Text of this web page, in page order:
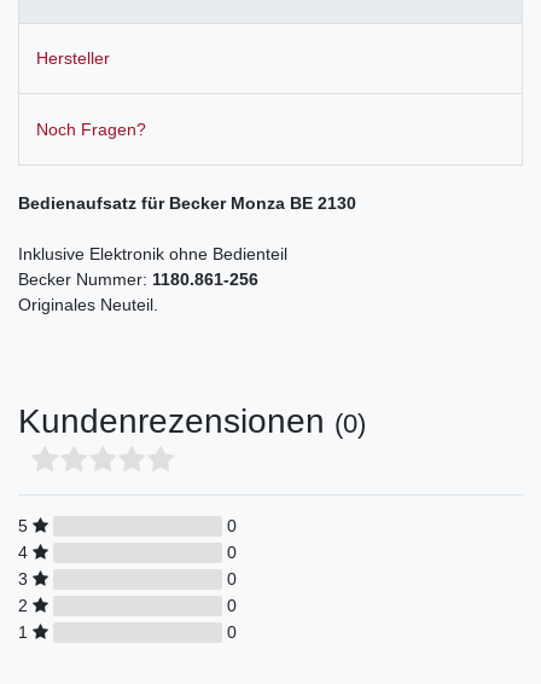
Hersteller
Noch Fragen?
Bedienaufsatz für Becker Monza BE 2130
Inklusive Elektronik ohne Bedienteil
Becker Nummer: 1180.861-256
Originales Neuteil.
Kundenrezensionen (0)
5
0
4
0
3
0
2
0
1
0